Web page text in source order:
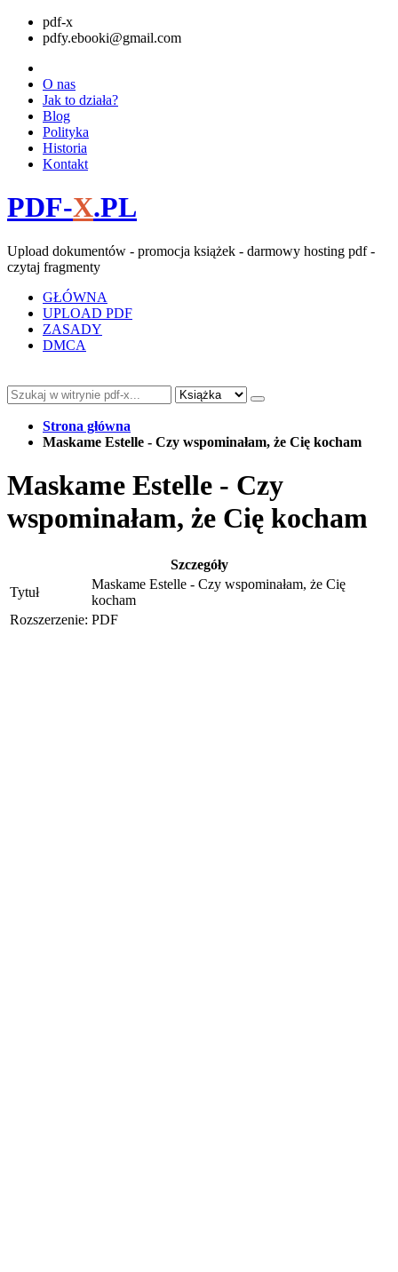
pdf-x
pdfy.ebooki@gmail.com
O nas
Jak to działa?
Blog
Polityka
Historia
Kontakt
PDF-X.PL
Upload dokumentów - promocja książek - darmowy hosting pdf -
czytaj fragmenty
GŁÓWNA
UPLOAD PDF
ZASADY
DMCA
Strona główna
Maskame Estelle - Czy wspominałam, że Cię kocham
Maskame Estelle - Czy
wspominałam, że Cię kocham
Szczegóły
Tytuł
Maskame Estelle - Czy wspominałam, że Cię
kocham
Rozszerzenie: PDF